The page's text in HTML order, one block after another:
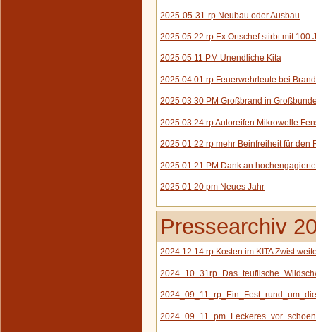
2025-05-31-rp Neubau oder Ausbau
2025 05 22 rp Ex Ortschef stirbt mit 100
2025 05 11 PM Unendliche Kita
2025 04 01 rp Feuerwehrleute bei
2025 03 30 PM Großbrand in
2025 03 24 rp Autoreifen Mikrowelle
2025 01 22 rp mehr Beinfreiheit für den
2025 01 21 PM Dank an
2025 01 20 pm Neues Jahr
Pressearchiv
2024 12 14 rp Kosten im KITA Zwist